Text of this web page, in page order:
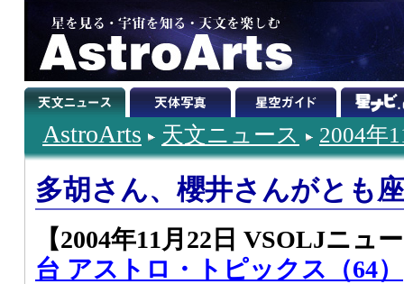
AstroArts 天文ニュース 2004年
多胡さん、櫻井さんがとも
【2004年11月22日 VSOLJニュ
台 アストロ・トピックス（64）